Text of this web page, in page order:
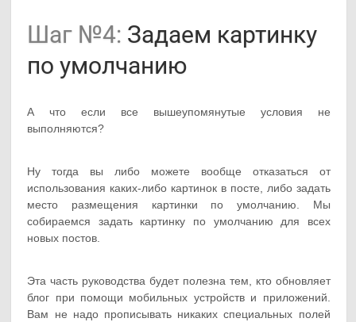
Шаг №4: Задаем картинку
по умолчанию
А что если все вышеупомянутые условия не
выполняются?
Ну тогда вы либо можете вообще отказаться от
использования каких-либо картинок в посте, либо задать
место размещения картинки по умолчанию. Мы
собираемся задать картинку по умолчанию для всех
новых постов.
Эта часть руководства будет полезна тем, кто обновляет
блог при помощи мобильных устройств и приложений.
Вам не надо прописывать никаких специальных полей